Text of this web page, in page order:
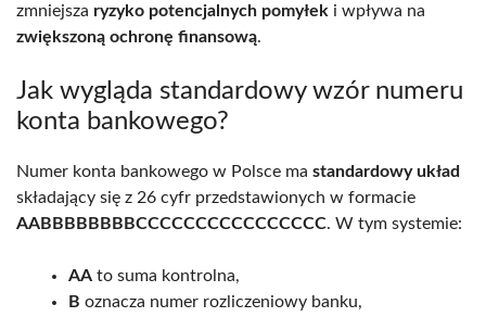
zmniejsza ryzyko potencjalnych pomyłek i wpływa na
zwiększoną ochronę finansową.
Jak wygląda standardowy wzór numeru
konta bankowego?
Numer konta bankowego w Polsce ma standardowy układ
składający się z 26 cyfr przedstawionych w formacie
AABBBBBBBBCCCCCCCCCCCCCCCC. W tym systemie:
AA to suma kontrolna,
B oznacza numer rozliczeniowy banku,